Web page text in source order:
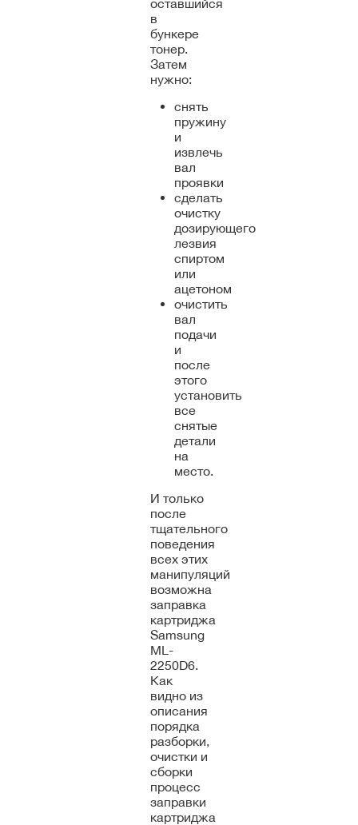
оставшийся
в
бункере
тонер.
Затем
нужно:
снять
пружину
и
извлечь
вал
проявки
сделать
очистку
дозирующего
лезвия
спиртом
или
ацетоном
очистить
вал
подачи
и
после
этого
установить
все
снятые
детали
на
место.
И только
после
тщательного
поведения
всех этих
манипуляций
возможна
заправка
картриджа
Samsung
ML-
2250D6.
Как
видно из
описания
порядка
разборки,
очистки и
сборки
процесс
заправки
картриджа